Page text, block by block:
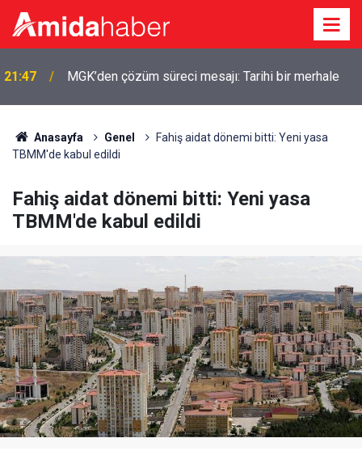
21:47 MGK’den çözüm süreci mesajı: Tarihi bir merhale
Anasayfa Genel
Fahiş aidat dönemi bitti: Yeni yasa
TBMM'de kabul edildi
Fahiş aidat dönemi bitti: Yeni yasa
TBMM'de kabul edildi